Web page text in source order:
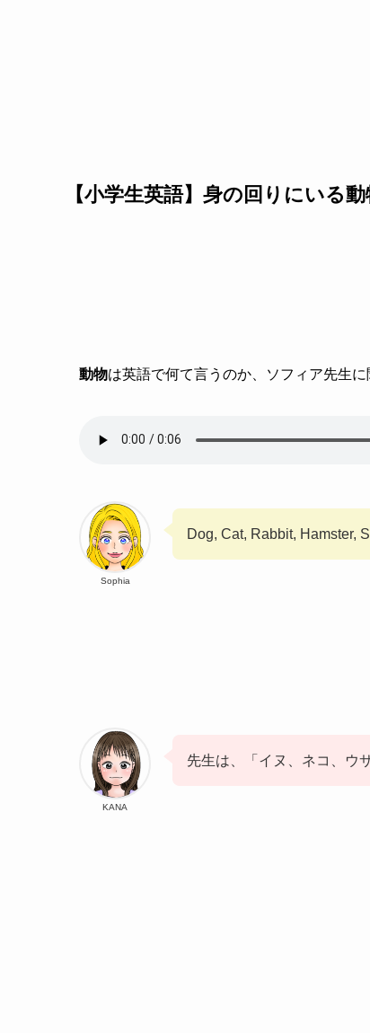
【小学生英語】身の回りにいる動
動物は英語で何て言うのか、ソフィア先生に
Sophia
Dog, Cat, Rabbit, Hamster,
KANA
先生は、「イヌ、ネコ、ウ